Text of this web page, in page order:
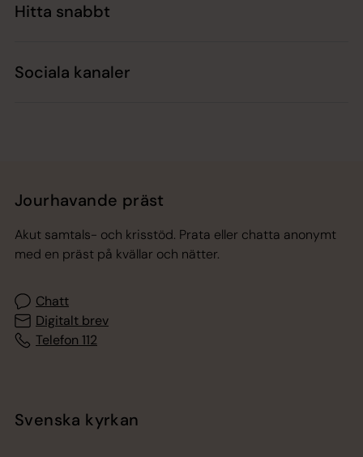
Hitta snabbt
Sociala kanaler
Jourhavande präst
Akut samtals- och krisstöd. Prata eller chatta anonymt
med en präst på kvällar och nätter.
Chatt
Digitalt brev
Telefon 112
Svenska kyrkan